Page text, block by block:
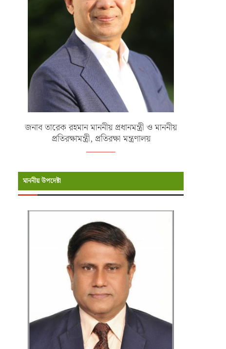
জনাব তারেক রহমান মাননীয় প্রধানমন্ত্রী ও মাননীয়
প্রতিরক্ষামন্ত্রী, প্রতিরক্ষা মন্ত্রণালয়
মাননীয় উপদেষ্টা